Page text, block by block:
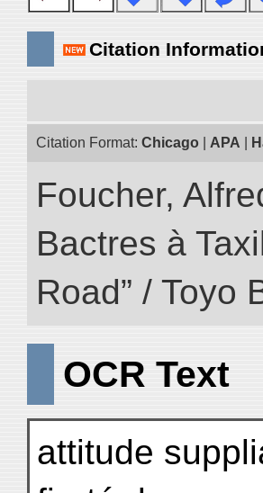
Citation
Citation Format: Chicago APA
Foucher,
Bactres à
Road” / Toyo
OCR Text
attitude